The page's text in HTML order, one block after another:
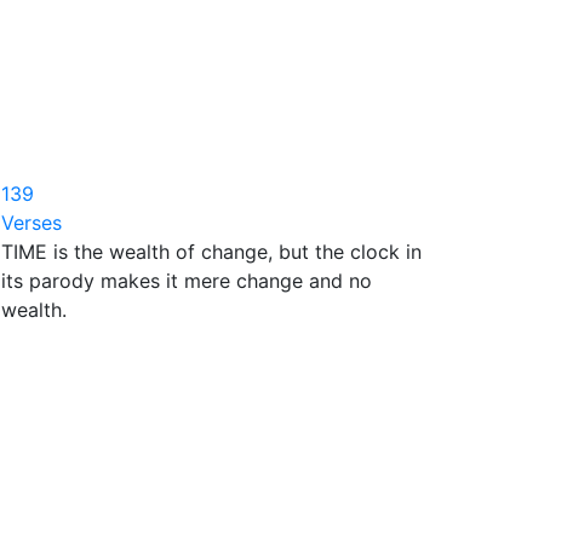
139
Verses
TIME is the wealth of change, but the clock in
its parody makes it mere change and no
wealth.